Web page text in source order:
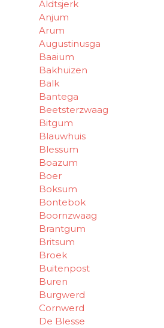
Aldtsjerk
Anjum
Arum
Augustinusga
Baaium
Bakhuizen
Balk
Bantega
Beetsterzwaag
Bitgum
Blauwhuis
Blessum
Boazum
Boer
Boksum
Bontebok
Boornzwaag
Brantgum
Britsum
Broek
Buitenpost
Buren
Burgwerd
Cornwerd
De Blesse